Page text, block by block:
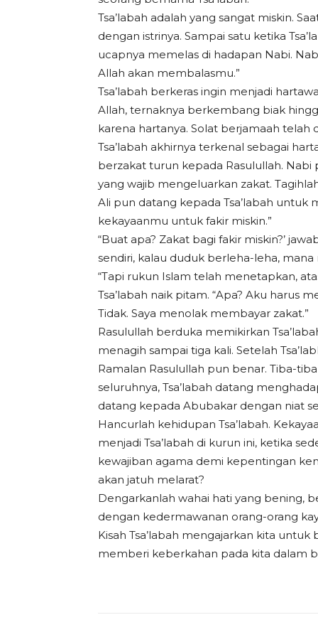
Tsa’labah adalah yang sangat miskin.
dengan istrinya. Sampai satu ketika
ucapnya memelas di hadapan Nabi.
Allah akan membalasmu.”
Tsa’labah berkeras ingin menjadi
Allah, ternaknya berkembang biak
karena hartanya. Solat berjamaah
Tsa’labah akhirnya terkenal sebagai
berzakat turun kepada Rasulullah. Nabi
yang wajib mengeluarkan zakat.
Ali pun datang kepada Tsa’labah untuk
kekayaanmu untuk fakir miskin.”
“Buat apa? Zakat bagi fakir miskin?’
sendiri, kalau duduk berleha-leha,
“Tapi rukun Islam telah menetapkan,
Tsa’labah naik pitam. “Apa? Aku harus
Tidak. Saya menolak membayar zakat.”
Rasulullah berduka memikirkan
menagih sampai tiga kali. Setelah
Ramalan Rasulullah pun benar. Tiba-
seluruhnya, Tsa’labah datang
datang kepada Abubakar dengan niat
Hancurlah kehidupan Tsa’labah.
menjadi Tsa’labah di kurun ini, ketika
kewajiban agama demi kepentingan
akan jatuh melarat?
Dengarkanlah wahai hati yang bening,
dengan kedermawanan orang-orang
Kisah Tsa’labah mengajarkan kita
memberi keberkahan pada kita dalam